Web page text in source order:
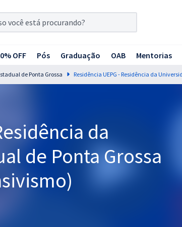
OFF Pós Graduação OAB Mentorias
de Ponta Grossa
da
de Ponta Grossa